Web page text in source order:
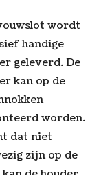
wordt
handige
geleverd. De
kan op de
worden.
dat niet
zijn op de